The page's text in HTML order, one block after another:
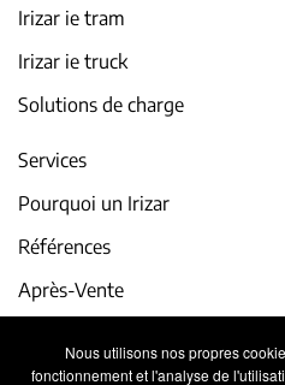
Nous utilisons nos propres
fonctionnement et l'analyse de
Irizar ie tram
Irizar ie truck
Solutions de charge
Services
Pourquoi un Irizar
Références
Après-Vente